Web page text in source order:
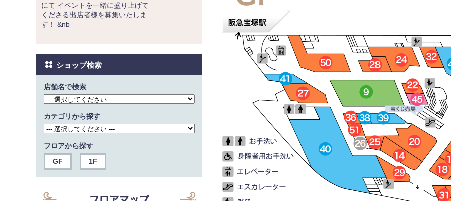
にて イベントを一緒に盛り上げて
くださる出店者様を募集いたしま
す！ &nb
ショップ検索
店舗名で検索
カテゴリから探す
フロアから探す
GF
1F